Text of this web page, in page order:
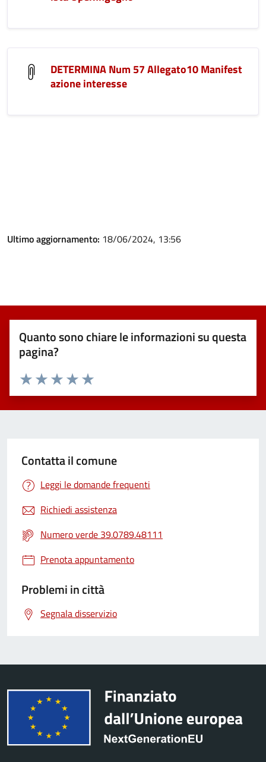
DETERMINA Num 57 Allegato10 Manifest
azione interesse
Ultimo aggiornamento: 18/06/2024, 13:56
Quanto sono chiare le informazioni su questa
pagina?
Valuta 5 stelle su 5
Valuta 4 stelle su 5
Valuta 3 stelle su 5
Valuta 2 stelle su 5
Valuta 1 stelle su 5
Contatta il comune
Leggi le domande frequenti
Richiedi assistenza
Numero verde 39.0789.48111
Prenota appuntamento
Problemi in città
Segnala disservizio